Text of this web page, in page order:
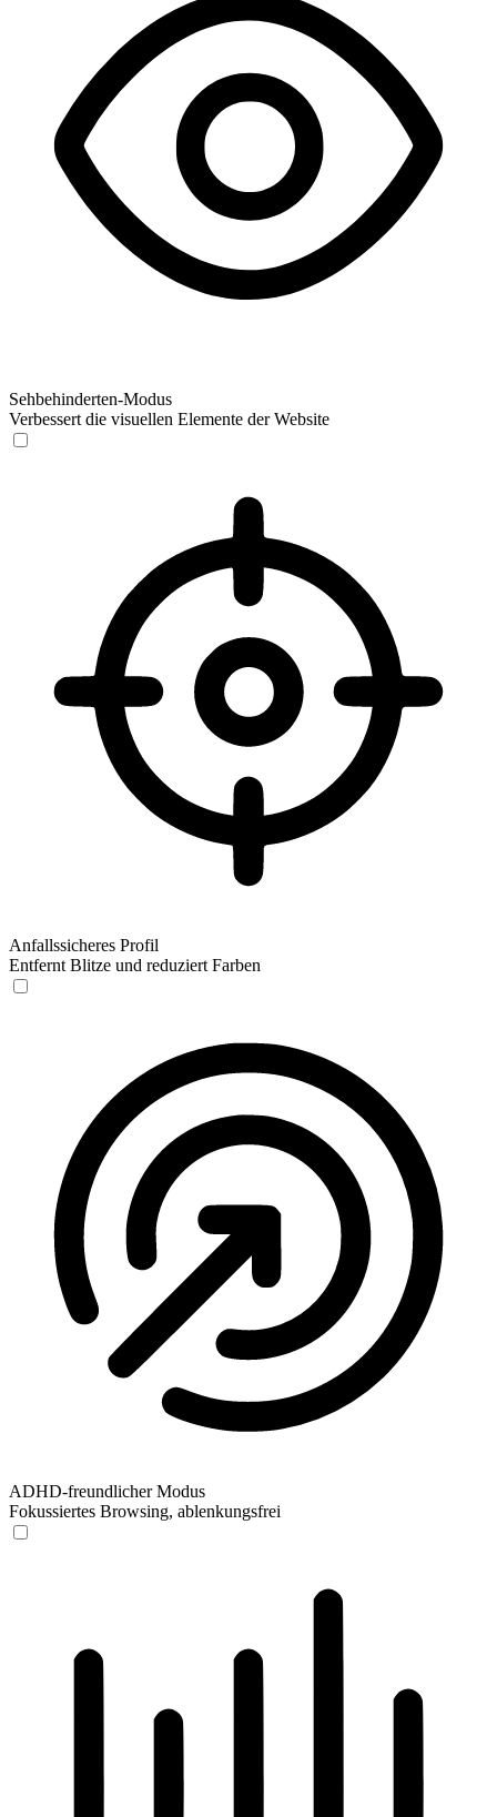
Sehbehinderten-Modus
Verbessert die visuellen Elemente der Website
Anfallssicheres Profil
Entfernt Blitze und reduziert Farben
ADHD-freundlicher Modus
Fokussiertes Browsing, ablenkungsfrei